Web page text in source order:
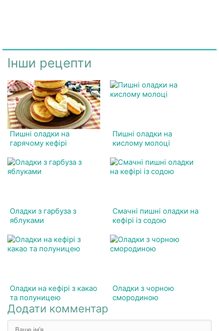
Інши рецепти
Пишні оладки на
гарячому кефірі
Пишні оладки на
кислому молоці
Оладки з гарбуза з
яблуками
Смачні пишні оладки на
кефірі із содою
Оладки на кефірі з какао
та полуницею
Оладки з чорною
смородиною
Додати комментар